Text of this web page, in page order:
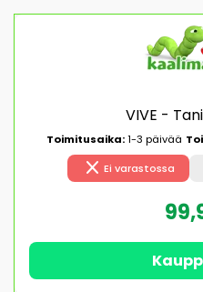
VIVE -
Toimitusaika:1-3 päivää
close Ei varastossa